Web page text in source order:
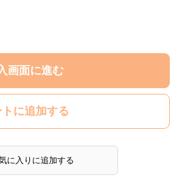
画面に進む
トに追加する
に入りに追加する